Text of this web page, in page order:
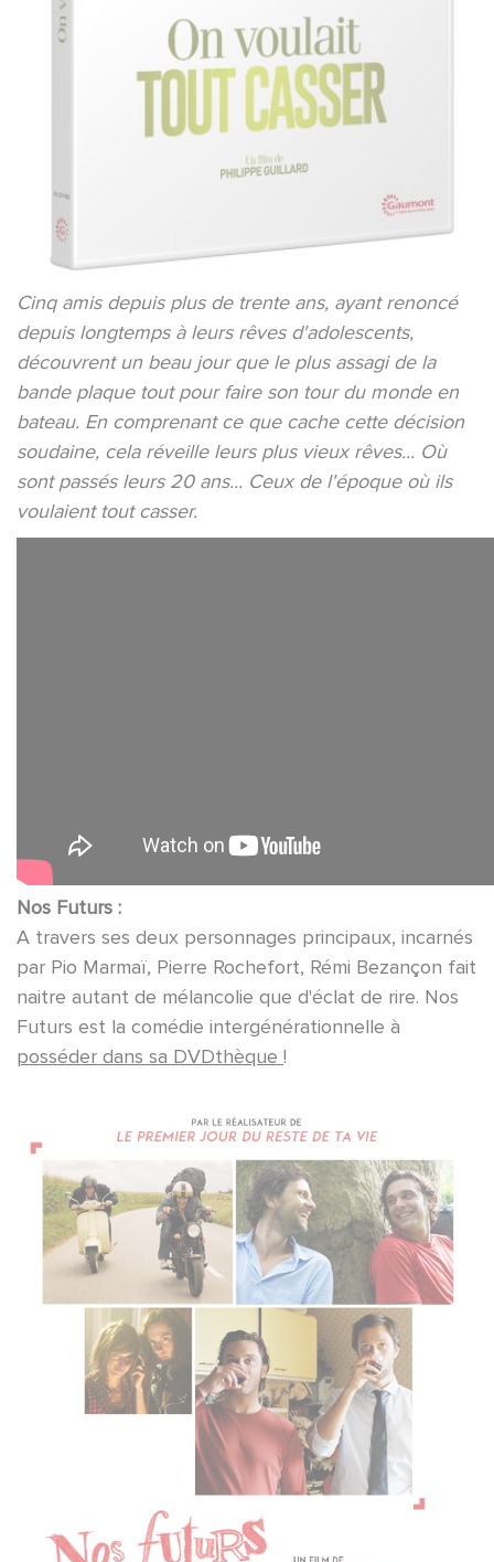
Cinq amis depuis plus de trente ans, ayant renoncé
depuis longtemps à leurs rêves d'adolescents,
découvrent un beau jour que le plus assagi de la
bande plaque tout pour faire son tour du monde en
bateau. En comprenant ce que cache cette décision
soudaine, cela réveille leurs plus vieux rêves... Où
sont passés leurs 20 ans... Ceux de l'époque où ils
voulaient tout casser.
Nos Futurs :
A travers ses deux personnages principaux, incarnés
par Pio Marmaï, Pierre Rochefort, Rémi Bezançon fait
naitre autant de mélancolie que d'éclat de rire. Nos
Futurs est la comédie intergénérationnelle à
posséder dans sa DVDthèque !